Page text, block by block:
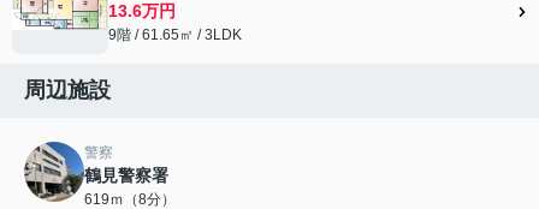
13.6万円
9階 / 61.65㎡ / 3LDK
周辺施設
警察
鶴見警察署
619ｍ（8分）